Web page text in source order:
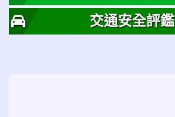
交通安全評鑑